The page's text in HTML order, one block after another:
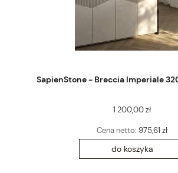
SapienStone - Breccia Imperiale
1 200,00 zł
Cena netto: 975,61 zł
do koszyka